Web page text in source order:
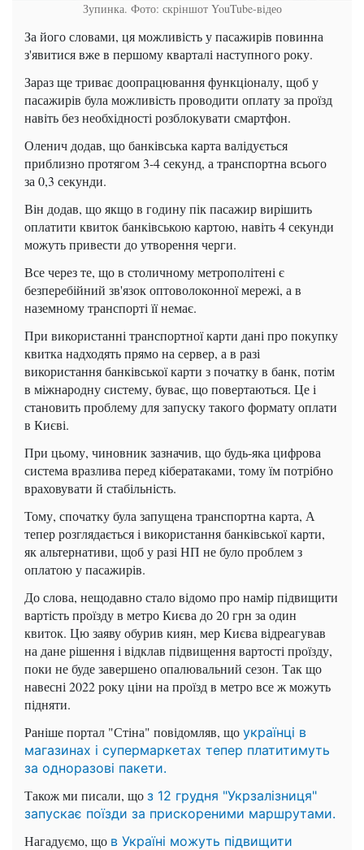
Зупинка. Фото: скріншот YouTube-відео
За його словами, ця можливість у пасажирів повинна
з'явитися вже в першому кварталі наступного року.
Зараз ще триває доопрацювання функціоналу, щоб у
пасажирів була можливість проводити оплату за проїзд
навіть без необхідності розблокувати смартфон.
Оленич додав, що банківська карта валідується
приблизно протягом 3-4 секунд, а транспортна всього
за 0,3 секунди.
Він додав, що якщо в годину пік пасажир вирішить
оплатити квиток банківською картою, навіть 4 секунди
можуть привести до утворення черги.
Все через те, що в столичному метрополітені є
безперебійний зв'язок оптоволоконної мережі, а в
наземному транспорті її немає.
При використанні транспортної карти дані про покупку
квитка надходять прямо на сервер, а в разі
використання банківської карти з початку в банк, потім
в міжнародну систему, буває, що повертаються. Це і
становить проблему для запуску такого формату оплати
в Києві.
При цьому, чиновник зазначив, що будь-яка цифрова
система вразлива перед кібератаками, тому їм потрібно
враховувати й стабільність.
Тому, спочатку була запущена транспортна карта, А
тепер розглядається і використання банківської карти,
як альтернативи, щоб у разі НП не було проблем з
оплатою у пасажирів.
До слова, нещодавно стало відомо про намір підвищити
вартість проїзду в метро Києва до 20 грн за один
квиток. Цю заяву обурив киян, мер Києва відреагував
на дане рішення і відклав підвищення вартості проїзду,
поки не буде завершено опалювальний сезон. Так що
навесні 2022 року ціни на проїзд в метро все ж можуть
підняти.
Раніше портал "Стіна" повідомляв, що українці в
магазинах і супермаркетах тепер платитимуть
за одноразові пакети.
Також ми писали, що з 12 грудня "Укрзалізниця"
запускає поїзди за прискореними маршрутами.
Нагадуємо, що в Україні можуть підвищити